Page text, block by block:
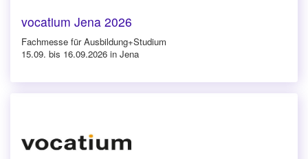
vocatium Jena 2026
Fachmesse für Ausbildung+Studium
15.09. bis 16.09.2026 in Jena